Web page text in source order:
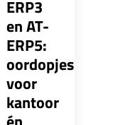
ERP3
en AT-
ERP5:
oordopjes
voor
kantoor